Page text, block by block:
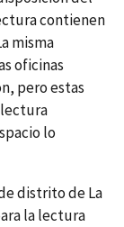
contienen
misma
oficinas
pero estas
lectura
lo
distrito de La
la lectura